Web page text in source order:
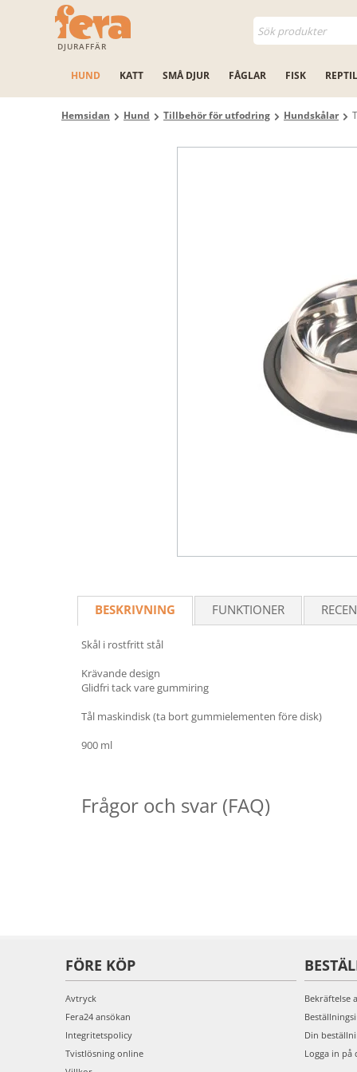
DJURAFFÄR
HUND KATT SMÅ DJUR FÅGLAR FISK
Hemsidan Hund Tillbehör för utfodring Hundskålar
BESKRIVNING FUNKTIONER
Skål i rostfritt stål
Krävande design
Glidfri tack vare gummiring
Tål maskindisk (ta bort gummielementen före disk)
900 ml
Frågor och svar (FAQ)
FÖRE KÖP
Avtryck
Fera24 ansökan
Integritetspolicy
Tvistlösning online
Bekräftelse
Din
Logga in